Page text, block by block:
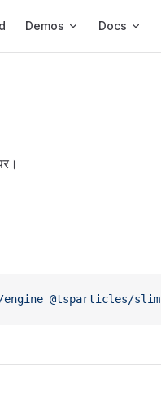
Demos Docs
@tsparticles/slim